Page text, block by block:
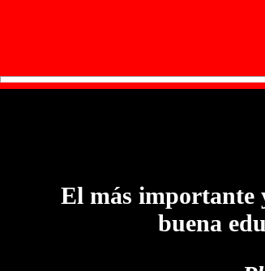
El más importante
buena